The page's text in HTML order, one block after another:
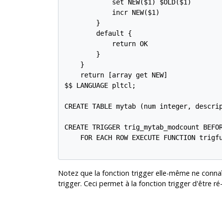
            set NEW($1) $OLD($1)
            incr NEW($1)
        }
        default {
            return OK
        }
    }
    return [array get NEW]
$$ LANGUAGE pltcl;
CREATE TABLE mytab (num integer,
CREATE TRIGGER trig_mytab_modcount
FOR EACH ROW EXECUTE FUNCTION
Notez que la fonction trigger elle-même ne
trigger. Ceci permet à la fonction trigger d'être